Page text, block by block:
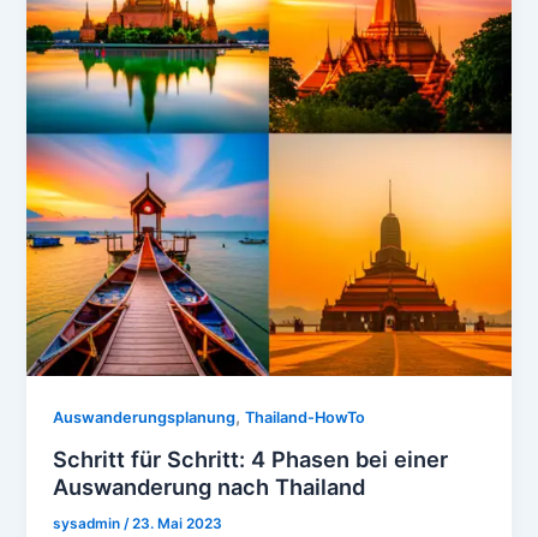
Auswanderungsplanung,Thailand-HowTo
Schritt für Schritt: 4 Phasen bei einer
Auswanderung nach Thailand
sysadmin/23. Mai 2023